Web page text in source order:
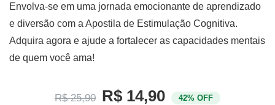
Envolva-se em uma jornada emocionante de aprendizado
e diversão com a Apostila de Estimulação Cognitiva.
Adquira agora e ajude a fortalecer as capacidades mentais
de quem você ama!
R$ 25,90 R$ 14,90 42% OFF